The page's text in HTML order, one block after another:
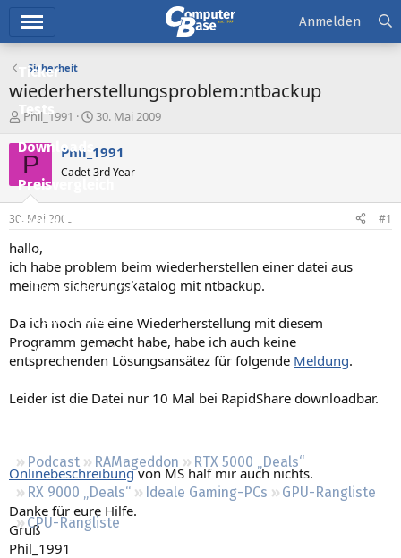
Ticker
Tests
Downloads
Preisvergleich
Forum
Aktuelles
Empfohlene Inhalte
Neue Beiträge
Neueste Aktivitäten
Podcast RAMageddon
RTX 5000 „Deals“
RX 9000 „Deals“
Ideale Gaming-PCs
GPU-Rangliste
CPU-Rangliste
Anmelden
Sicherheit
wiederherstellungsproblem:ntbackup
E
s
e
e
r
Phil_1991
E
s
e
t
m
30. Mai 2009
P Phil_1991
Cadet 3rd Year
30. Mai 2009 #1
hallo,
ich habe problem beim wiederherstellen einer datei aus
meinem sicherungskatalog mit ntbackup.
Da ich noch nie eine Wiederherstellung mit diesem
Programm gemacht habe, habe ich auch keine
entsprechenden Lösungsansätez für folgende Meldung.
Leider ist die Datei nur 10 Mal bei RapidShare downloadbar.
Onlinebeschreibungvon MS half mir auch nichts.
Danke für eure Hilfe.
Gruß
Phil_1991